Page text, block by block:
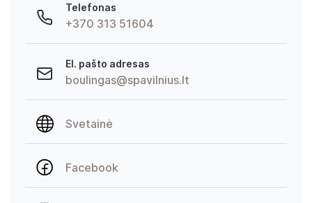
Telefonas
+370 313 51604
El. pašto adresas
boulingas@spavilnius.lt
Svetainė
Facebook